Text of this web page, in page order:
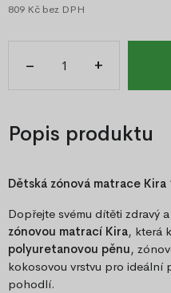
809 Kč bez DPH
– +
Popis produktu
Dětská zónová matrace
Dopřejte svému dítěti zdravý
zónovou matrací Kira, která
polyuretanovou pěnu,
kokosovou vrstvu pro ideální
pohodlí.